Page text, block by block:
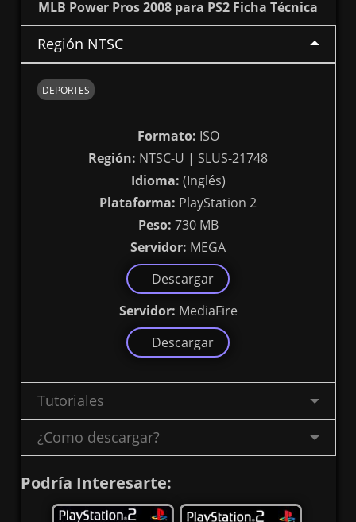
MLB Power Pros 2008 para PS2 Ficha Técnica
Región NTSC
DEPORTES
Formato: ISO
Región: NTSC-U | SLUS-21748
Idioma: (Inglés)
Plataforma: PlayStation 2
Peso: 730 MB
Servidor: MEGA
Descargar
Servidor: MediaFire
Descargar
Tutoriales
¿Como descargar?
Podría Interesarte: